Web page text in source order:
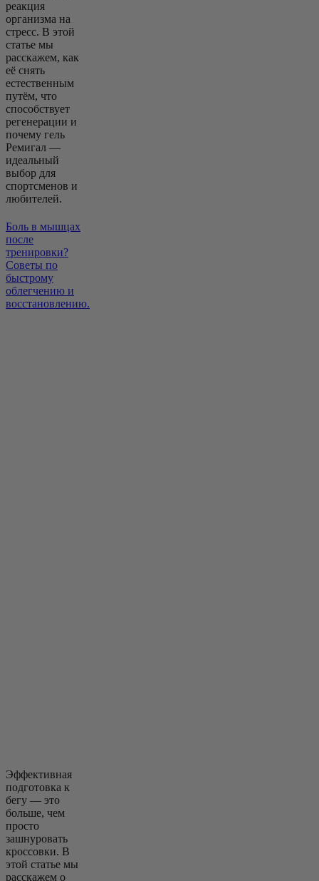
реакция
организма на
стресс. В этой
статье мы
расскажем, как
её снять
естественным
путём, что
способствует
регенерации и
почему гель
Ремигал —
идеальный
выбор для
спортсменов и
любителей.
Боль в мышцах
после
тренировки?
Советы по
быстрому
облегчению и
восстановлению.
Эффективная
подготовка к
бегу — это
больше, чем
просто
зашнуровать
кроссовки. В
этой статье мы
расскажем о